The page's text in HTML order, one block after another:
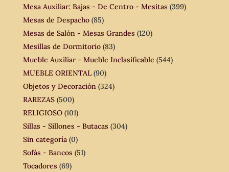
Mesa Auxiliar: Bajas - De Centro - Mesitas (399)
Mesas de Despacho (85)
Mesas de Salón - Mesas Grandes (120)
Mesillas de Dormitorio (83)
Mueble Auxiliar - Mueble Inclasificable (544)
MUEBLE ORIENTAL (90)
Objetos y Decoración (324)
RAREZAS (500)
RELIGIOSO (101)
Sillas - Sillones - Butacas (304)
Sin categoría (0)
Sofás - Bancos (51)
Tocadores (69)